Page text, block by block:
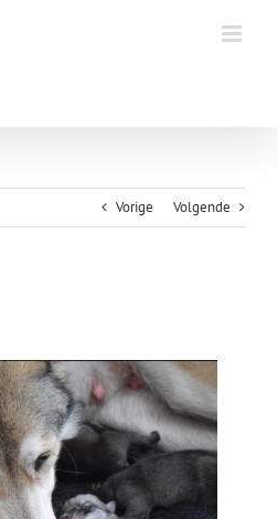
Vorige Volgende